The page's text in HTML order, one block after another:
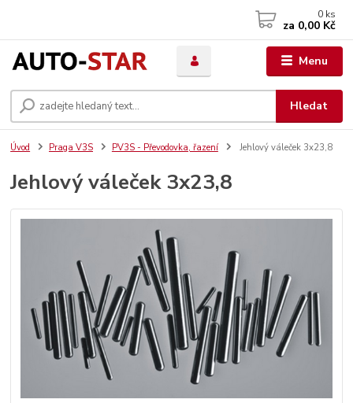
Menu
Hledat
0 ks
za 0,00 Kč
Úvod Praga V3S PV3S - Převodovka, řazení Jehlový váleček 3x23,8
Jehlový váleček 3x23,8